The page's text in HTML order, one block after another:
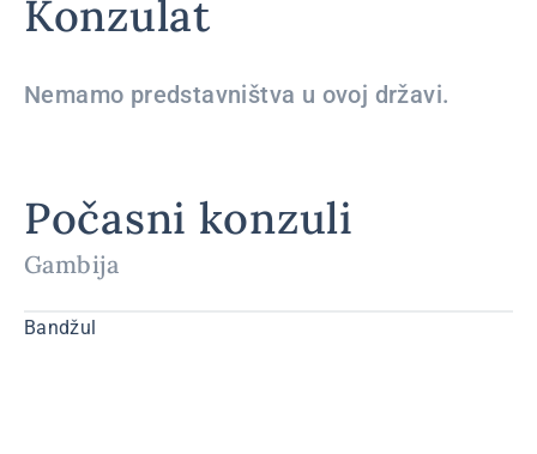
Konzulat
Nemamo predstavništva u ovoj državi.
Počasni konzuli
Gambija
Bandžul